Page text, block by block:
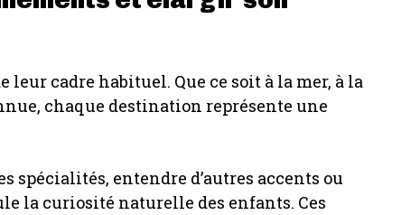
cadre habituel. Que ce soit à la mer, à la
chaque destination représente une
spécialités, entendre d’autres accents ou
la curiosité naturelle des enfants. Ces